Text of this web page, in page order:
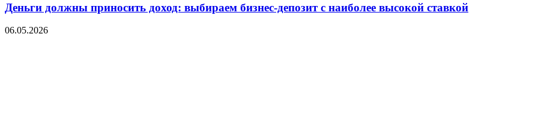
Деньги должны приносить доход: выбираем бизнес-депозит с наиболее высокой ставкой
06.05.2026